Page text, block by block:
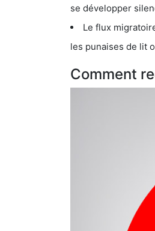
se développer
Le flux migratoire
les punaises de lit ont
Comment